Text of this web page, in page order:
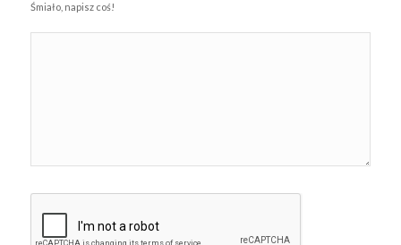
Śmiało, napisz coś!